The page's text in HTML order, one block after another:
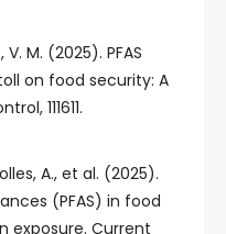
M. (2025). PFAS
on food security: A
111611.
A., et al. (2025).
(PFAS) in food
exposure. Current